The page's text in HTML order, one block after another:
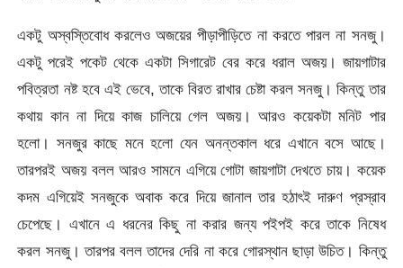
একটু অস্বস্তিবোধ করলেও অজয়ের পীড়াপীড়িতে না করতে পারল না সনজু।
একটু পরেই পকেট থেকে একটা সিগারেট বের করে ধরাল অজয়। জায়গাটার
পবিত্রতা নষ্ট হবে এই ভেবে, তাকে বিরত রাখার চেষ্টা করল সনজু। কিন্তু তার
কথায় কান না দিয়ে কাজ চালিয়ে গেল অজয়। আরও কয়েকটা মনিট পার
হলো। সনজুর কাছে মনে হলো যেন অনন্তকাল ধরে এখানে বসে আছে।
তারপরই অজয় বলল আরও সামনে এগিয়ে গোটা জায়গাটা দেখতে চায়। কয়েক
কদম এগিয়েই সনজুকে অবাক করে দিয়ে জানাল তার হঠাৎই দারুণ প্রস্রাব
চেপেছে। এখানে এ ধরনের কিছু না করার জন্য পইপই করে তাকে নিষেধ
করল সনজু। তারপর বলল তাদের দেরি না করে গোরস্থান ছাড়া উচিত। কিন্তু